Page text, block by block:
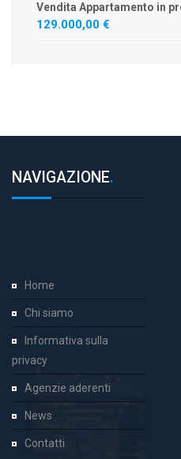
Vendita Appartamento in
129.000,00 €
NAVIGAZIONE.
Home
Chi siamo
Informativa sulla
privacy
Agenzie aderenti
News
Contatti